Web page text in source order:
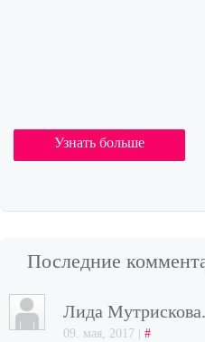
Узнать больше
Последние
Лида Мутрискова.
09. мая, 2017 | #